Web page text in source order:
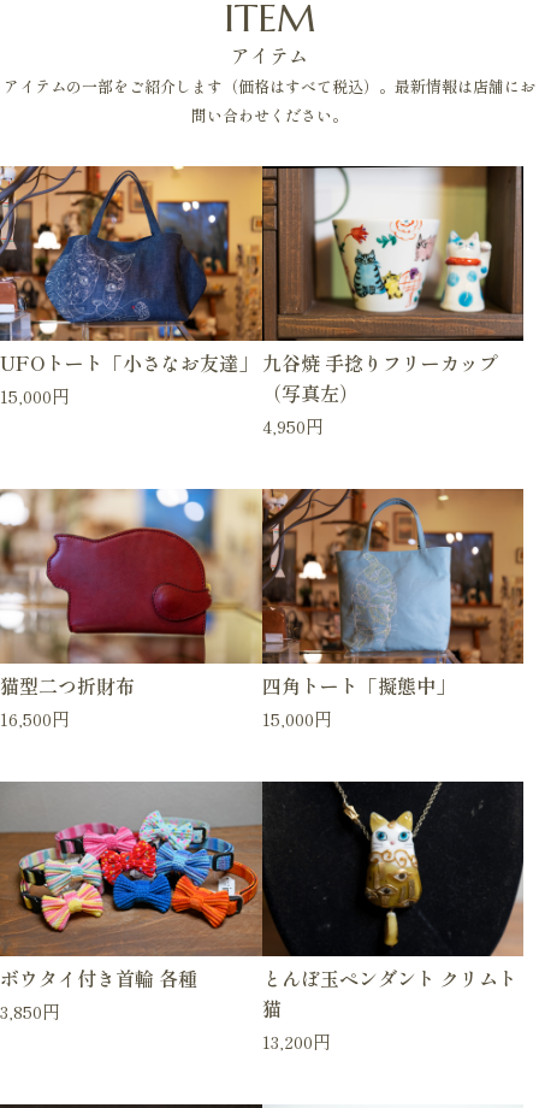
ITEM
アイテム
アイテムの一部をご紹介します（価格はすべて税込）。最新情報は店舗にお
問い合わせください。
UFOトート「小さなお友達」
15,000円
九谷焼 手捻りフリーカップ
（写真左）
4,950円
猫型二つ折財布
16,500円
四角トート「擬態中」
15,000円
ボウタイ付き首輪 各種
3,850円
とんぼ玉ペンダント クリムト
猫
13,200円